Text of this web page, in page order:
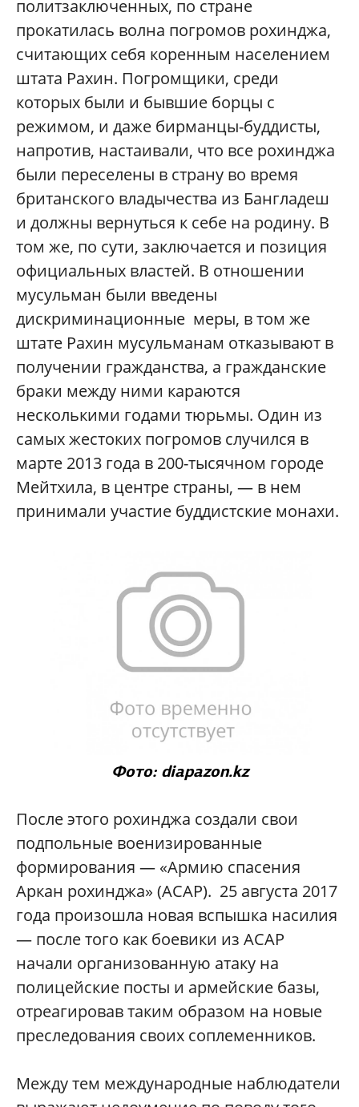
политзаключенных, по стране
прокатилась волна погромов рохинджа,
считающих себя коренным населением
штата Рахин. Погромщики, среди
которых были и бывшие борцы с
режимом, и даже бирманцы-буддисты,
напротив, настаивали, что все рохинджа
были переселены в страну во время
британского владычества из Бангладеш
и должны вернуться к себе на родину. В
том же, по сути, заключается и позиция
официальных властей. В отношении
мусульман были введены
дискриминационные меры, в том же
штате Рахин мусульманам отказывают в
получении гражданства, а гражданские
браки между ними караются
несколькими годами тюрьмы. Один из
самых жестоких погромов случился в
марте 2013 года в 200-тысячном городе
Мейтхила, в центре страны, — в нем
принимали участие буддистские монахи.
Фото: diapazon.kz
После этого рохинджа создали свои
подпольные военизированные
формирования — «Армию спасения
Аркан рохинджа» (АСАР). 25 августа 2017
года произошла новая вспышка насилия
— после того как боевики из АСАР
начали организованную атаку на
полицейские посты и армейские базы,
отреагировав таким образом на новые
преследования своих соплеменников.
Между тем международные наблюдатели